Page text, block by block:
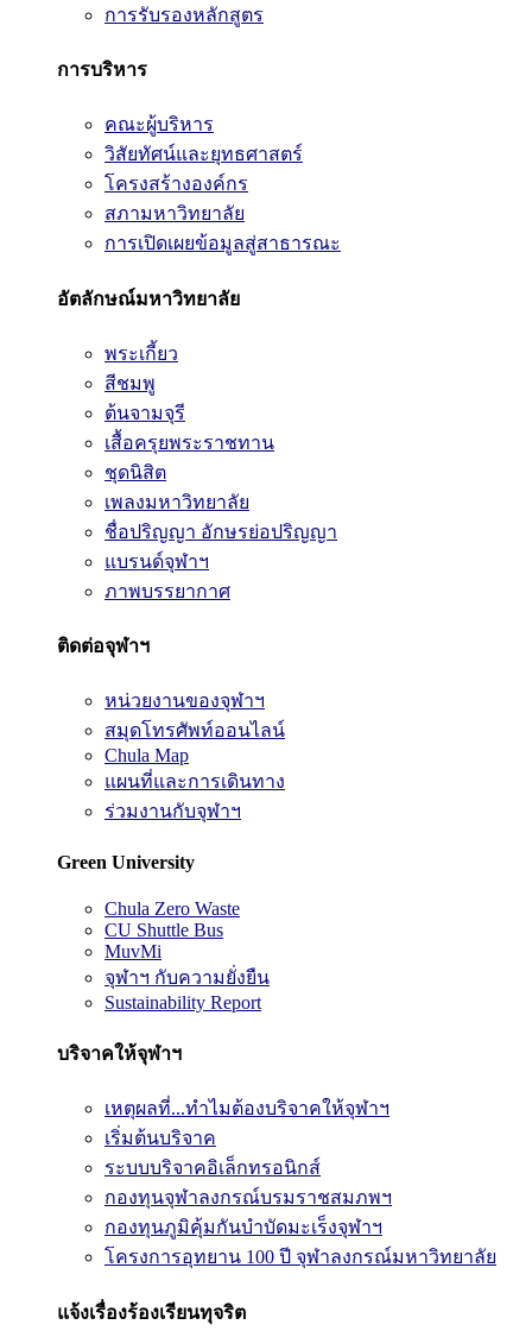
การรับรองหลักสูตร
การบริหาร
คณะผู้บริหาร
วิสัยทัศน์และยุทธศาสตร์
โครงสร้างองค์กร
สภามหาวิทยาลัย
การเปิดเผยข้อมูลสู่สาธารณะ
อัตลักษณ์มหาวิทยาลัย
พระเกี้ยว
สีชมพู
ต้นจามจุรี
เสื้อครุยพระราชทาน
ชุดนิสิต
เพลงมหาวิทยาลัย
ชื่อปริญญา อักษรย่อปริญญา
แบรนด์จุฬาฯ
ภาพบรรยากาศ
ติดต่อจุฬาฯ
หน่วยงานของจุฬาฯ
สมุดโทรศัพท์ออนไลน์
Chula Map
แผนที่และการเดินทาง
ร่วมงานกับจุฬาฯ
Green University
Chula Zero Waste
CU Shuttle Bus
MuvMi
จุฬาฯ กับความยั่งยืน
Sustainability Report
บริจาคให้จุฬาฯ
เหตุผลที่...ทำไมต้องบริจาคให้จุฬาฯ
เริ่มต้นบริจาค
ระบบบริจาคอิเล็กทรอนิกส์
กองทุนจุฬาลงกรณ์บรมราชสมภพฯ
กองทุนภูมิคุ้มกันบำบัดมะเร็งจุฬาฯ
โครงการอุทยาน 100 ปี จุฬาลงกรณ์มหาวิทยาลัย
แจ้งเรื่องร้องเรียนทุจริต